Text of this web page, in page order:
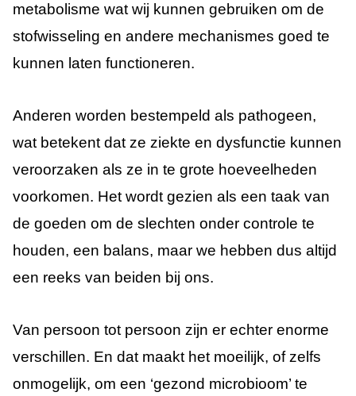
metabolisme wat wij kunnen gebruiken om de
stofwisseling en andere mechanismes goed te
kunnen laten functioneren.
Anderen worden bestempeld als pathogeen,
wat betekent dat ze ziekte en dysfunctie kunnen
veroorzaken als ze in te grote hoeveelheden
voorkomen. Het wordt gezien als een taak van
de goeden om de slechten onder controle te
houden, een balans, maar we hebben dus altijd
een reeks van beiden bij ons.
Van persoon tot persoon zijn er echter enorme
verschillen. En dat maakt het moeilijk, of zelfs
onmogelijk, om een ‘gezond microbioom’ te